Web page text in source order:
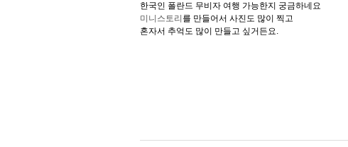
한국인 폴란드 무비자 여행 가능한지 궁금하네요
미니스토리 를 만들어서 사진도 많이 찍고
혼자서 추억도 많이 만들고 싶거든요.